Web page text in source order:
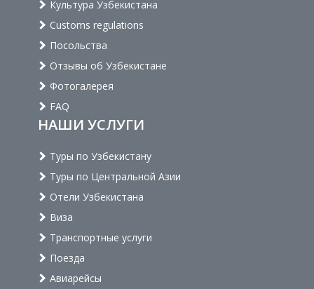
Культура Узбекистана
Customs regulations
Посольства
Отзывы об Узбекистане
Фотогалерея
FAQ
НАШИ УСЛУГИ
Туры по Узбекистану
Туры по Центральной Азии
Отели Узбекистана
Виза
Транспортные услуги
Поезда
Авиарейсы